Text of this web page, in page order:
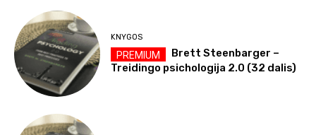
KNYGOS
Brett Steenbarger –
Treidingo psichologija 2.0 (32 dalis)